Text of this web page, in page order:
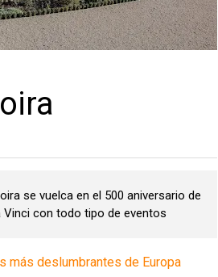
se vuelca en el 500 aniversario de
Vinci con todo tipo de eventos
más deslumbrantes de Europa